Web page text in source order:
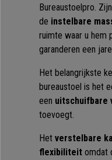
Bureaustoelpro.
de instelbare
ruimte waar u hem
garanderen een
Het belangrijkste
bureaustoel is het
een uitschuifbare
toevoegt.
Het verstelbare
flexibiliteit omdat